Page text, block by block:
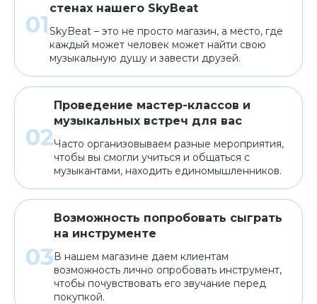
стенах нашего SkyBeat
SkyBeat – это не просто магазин, а место, где
каждый может человек может найти свою
музыкальную душу и завести друзей.
Проведение мастер-классов и
музыкальных встреч для вас
Часто организовываем разные мероприятия,
чтобы вы смогли учиться и общаться с
музыкантами, находить единомышленников.
Возможность попробовать сыграть
на инструменте
В нашем магазине даем клиентам
возможность лично опробовать инструмент,
чтобы почувствовать его звучание перед
покупкой.